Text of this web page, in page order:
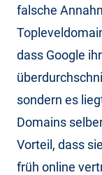
falsche
dass Google
sondern es
Domains
Vorteil, dass
früh online